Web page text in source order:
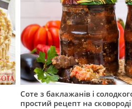
Соте з баклажанів і
простий рецепт на сковороді